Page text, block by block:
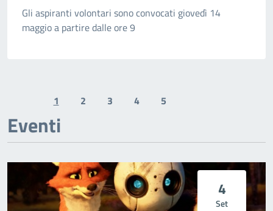
Gli aspiranti volontari sono convocati giovedì 14
maggio a partire dalle ore 9
Previous page
1 2 3 4 5
Eventi
4
Set